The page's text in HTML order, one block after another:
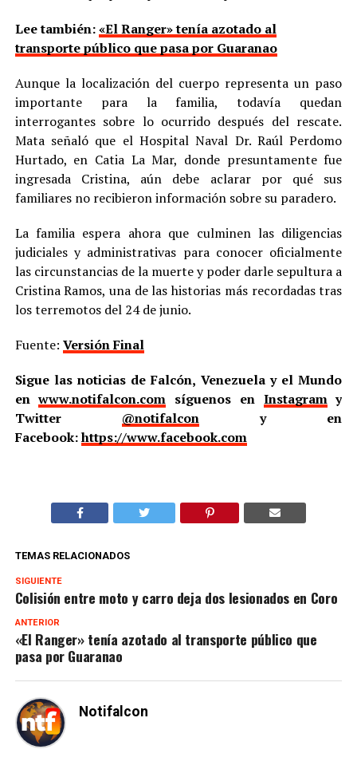
Lee también:«El Ranger» tenía azotado al
transporte público que pasa por Guaranao
Aunque la localización del cuerpo representa un paso
importante para la familia, todavía quedan
interrogantes sobre lo ocurrido después del rescate.
Mata señaló que el Hospital Naval Dr. Raúl Perdomo
Hurtado, en Catia La Mar, donde presuntamente fue
ingresada Cristina, aún debe aclarar por qué sus
familiares no recibieron información sobre su paradero.
La familia espera ahora que culminen las diligencias
judiciales y administrativas para conocer oficialmente
las circunstancias de la muerte y poder darle sepultura a
Cristina Ramos, una de las historias más recordadas tras
los terremotos del 24 de junio.
Fuente: Versión Final
Sigue las noticias de Falcón, Venezuela y el Mundo
enwww.notifalcon.com síguenos en Instagramy
Twitter @notifalcony en
Facebook:https://www.facebook.com
TEMAS RELACIONADOS
SIGUIENTE
Colisión entre moto y carro deja dos lesionados en Coro
ANTERIOR
«El Ranger» tenía azotado al transporte público que
pasa por Guaranao
Notifalcon